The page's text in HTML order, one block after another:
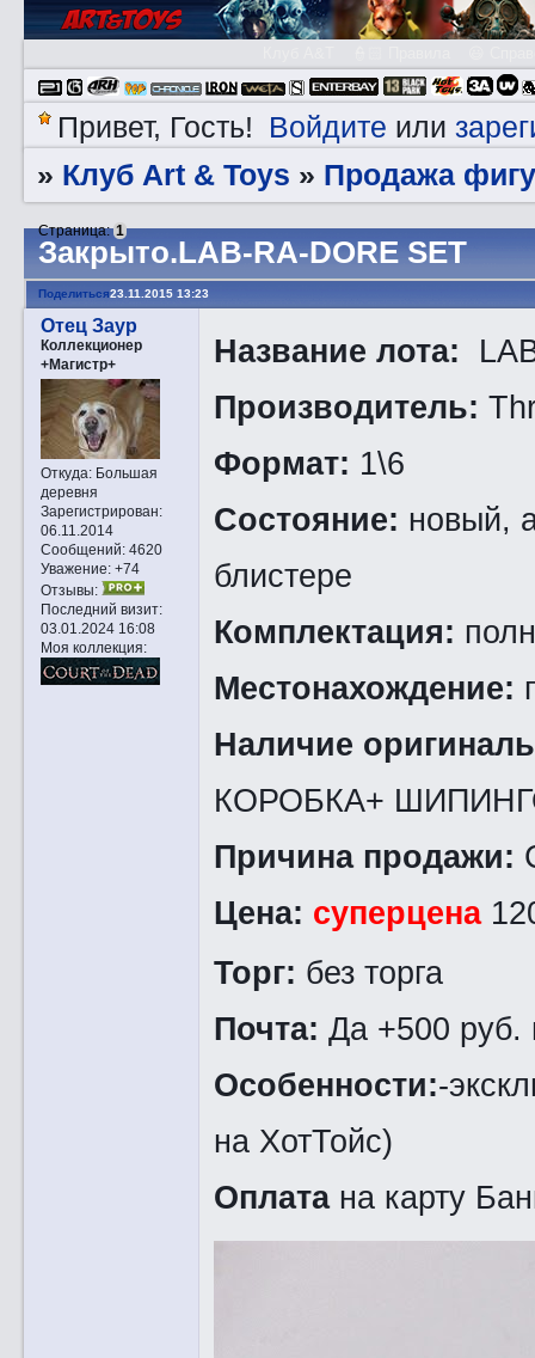
Привет, Гость! Войдите или
» Клуб Art & Toys » Продажа
Закрытo.LAB-RA-DORE SET
Страница:1
Поделиться23.11.2015 13:23
Отец Заур
Коллекционер
+Магистр+
Откуда:Большая
деревня
Зарегистрирован:
06.11.2014
Сообщений:4620
Уважение: +74
Отзывы:
Последний визит:
03.01.2024 16:08
Моя коллекция:
Название лота:
Производитель:
Формат: 1\6
Состояние: новый,
блистере
Комплектация:
Местонахождение:
Наличие
КОРОБКА+
Причина продажи:
Цена: суперцена
Торг: без торга
Почта: Да +500 руб.
Особенности:-
на ХотТойс)
Оплатана карту